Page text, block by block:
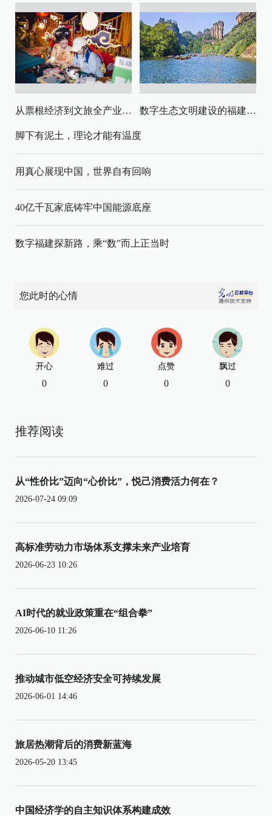
从票根经济到文旅全产业链升级 数字生态文明建设的福建路径与启示
脚下有泥土，理论才能有温度
用真心展现中国，世界自有回响
40亿千瓦家底铸牢中国能源底座
数字福建探新路，乘“数”而上正当时
您此时的心情
开心
0
难过
0
点赞
0
飘过
0
推荐阅读
从“性价比”迈向“心价比”，悦己消费活力何在？
2026-07-24 09:09
高标准劳动力市场体系支撑未来产业培育
2026-06-23 10:26
AI时代的就业政策重在“组合拳”
2026-06-10 11:26
推动城市低空经济安全可持续发展
2026-06-01 14:46
旅居热潮背后的消费新蓝海
2026-05-20 13:45
中国经济学的自主知识体系构建成效